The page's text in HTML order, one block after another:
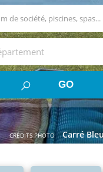
CRÉDITS PHOTO Carré